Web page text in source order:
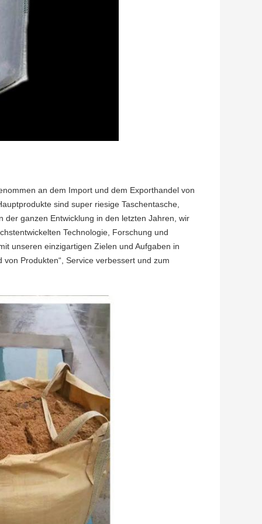
an dem Import und dem Exporthandel von
sind super riesige Taschentasche,
der ganzen Entwicklung in den letzten Jahren, wir
Technologie, Forschung und
unseren einzigartigen Zielen und Aufgaben in
Produkten“, Service verbessert und zum